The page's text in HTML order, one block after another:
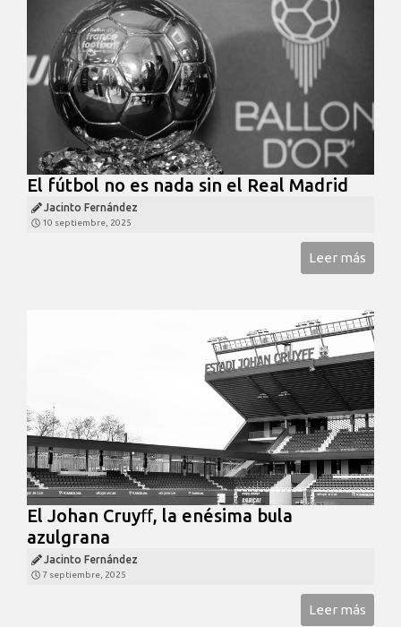
El fútbol no es nada sin el Real Madrid
Jacinto Fernández
10 septiembre, 2025
Leer más
El Johan Cruyﬀ, la enésima bula
azulgrana
Jacinto Fernández
7 septiembre, 2025
Leer más